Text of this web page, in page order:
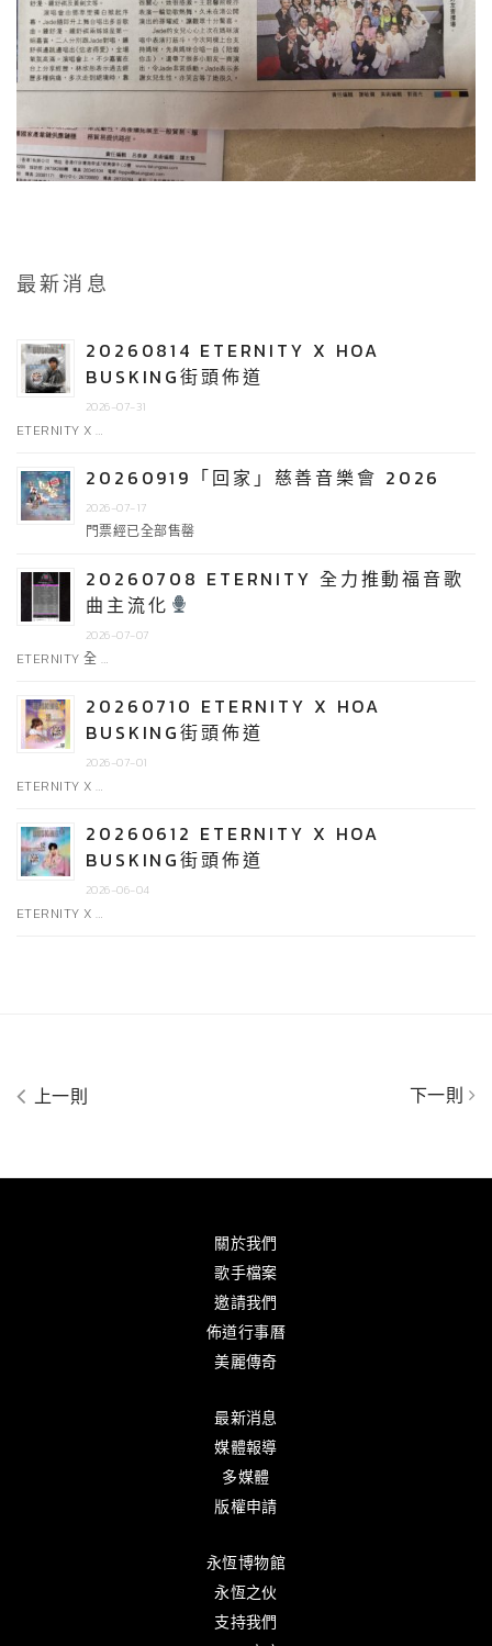
最新消息
20260814 ETERNITY X HOA
BUSKING街頭佈道
2026-07-31
ETERNITY X …
20260919「回家」慈善音樂會 2026
2026-07-17
門票經已全部售罄
20260708 ETERNITY 全力推動福音歌
曲主流化
2026-07-07
ETERNITY 全 …
20260710 ETERNITY X HOA
BUSKING街頭佈道
2026-07-01
ETERNITY X …
20260612 ETERNITY X HOA
BUSKING街頭佈道
2026-06-04
ETERNITY X …
上一則 下一則
關於我們
歌手檔案
邀請我們
佈道行事曆
美麗傳奇
最新消息
媒體報導
多媒體
版權申請
永恆博物館
永恆之伙
支持我們